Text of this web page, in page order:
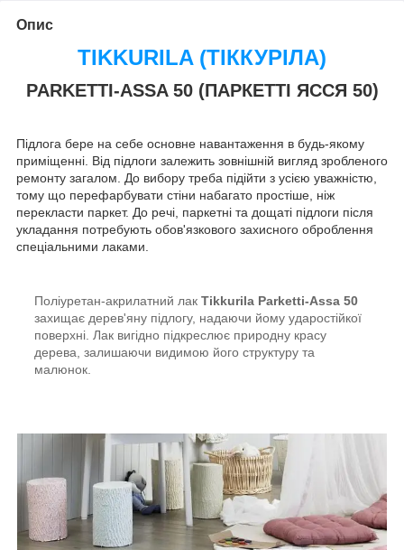
Опис
TIKKURILA (ТІККУРІЛА)
PARKETTI-ASSA 50 (ПАРКЕТТІ ЯССЯ 50)
Підлога бере на себе основне навантаження в будь-якому
приміщенні. Від підлоги залежить зовнішній вигляд зробленого
ремонту загалом. До вибору треба підійти з усією уважністю,
тому що перефарбувати стіни набагато простіше, ніж
перекласти паркет. До речі, паркетні та дощаті підлоги після
укладання потребують обов'язкового захисного оброблення
спеціальними лаками.
Поліуретан-акрилатний лак Tikkurila Parketti-Assa 50
захищає дерев'яну підлогу, надаючи йому ударостійкої
поверхні. Лак вигідно підкреслює природну красу
дерева, залишаючи видимою його структуру та
малюнок.